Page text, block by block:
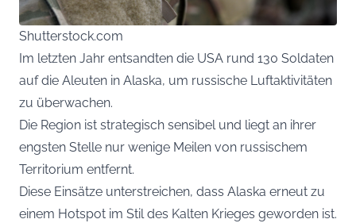
Shutterstock.com
Im letzten Jahr entsandten die USA rund 130 Soldaten
auf die Aleuten in Alaska, um russische Luftaktivitäten
zu überwachen.
Die Region ist strategisch sensibel und liegt an ihrer
engsten Stelle nur wenige Meilen von russischem
Territorium entfernt.
Diese Einsätze unterstreichen, dass Alaska erneut zu
einem Hotspot im Stil des Kalten Krieges geworden ist.